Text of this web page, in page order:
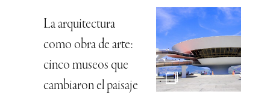
La arquitectura
como obra de arte:
cinco museos que
cambiaron el paisaje